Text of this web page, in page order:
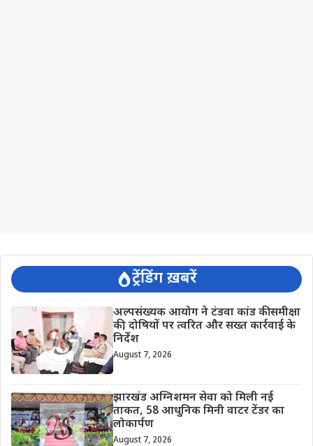
ट्रेंडिंग ख़बरें
अल्पसंख्यक आयोग ने टंडवा कांड की समीक्षा
की, दोषियों पर त्वरित और सख्त कार्रवाई के
निर्देश
August 7, 2026
झारखंड अग्निशमन सेवा को मिली नई
ताकत, 58 आधुनिक मिनी वाटर टेंडर का
लोकार्पण
August 7, 2026